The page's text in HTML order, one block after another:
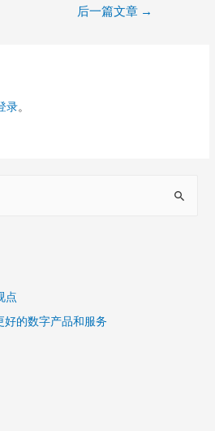
后一篇文章 →
录。
点
的数字产品和服务